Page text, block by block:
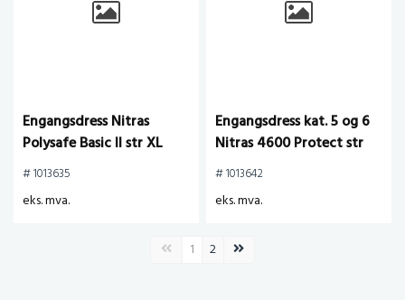
Engangsdress Nitras
Polysafe Basic II str XL
# 1013635
eks. mva.
Engangsdress kat. 5 og 6
Nitras 4600 Protect str
2XL
# 1013642
eks. mva.
Forrige side
1 2 Neste side